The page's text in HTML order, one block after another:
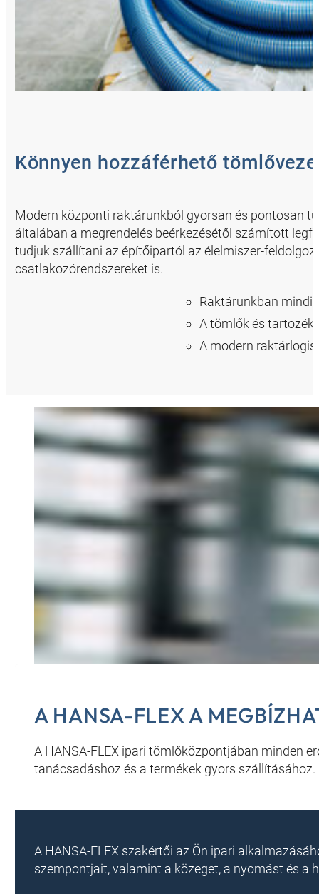
Könnyen hozzáférhető
Modern központi raktárunkból gyorsan és pontosan
általában a megrendelés beérkezésétől számított
tudjuk szállítani az építőipartól az élelmiszer-
csatlakozórendszereket is.
Raktárunkban
A tömlők és
A modern
A HANSA-FLEX A
A HANSA-FLEX ipari tömlőközpontjában minden
tanácsadáshoz és a termékek gyors szállításához.
A HANSA-FLEX szakértői az Ön ipari
szempontjait, valamint a közeget, a nyomást és a